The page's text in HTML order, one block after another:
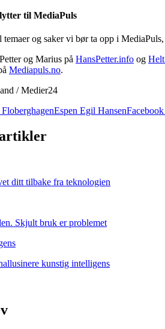
til MediaPuls
og saker vi bør ta opp i
og Marius på HansPetter.info og
Mediapuls.no.
/ Medier24
Espen Egil Hansen
ditt tilbake fra teknologien
Skjult bruk er problemet
kunstig intelligens